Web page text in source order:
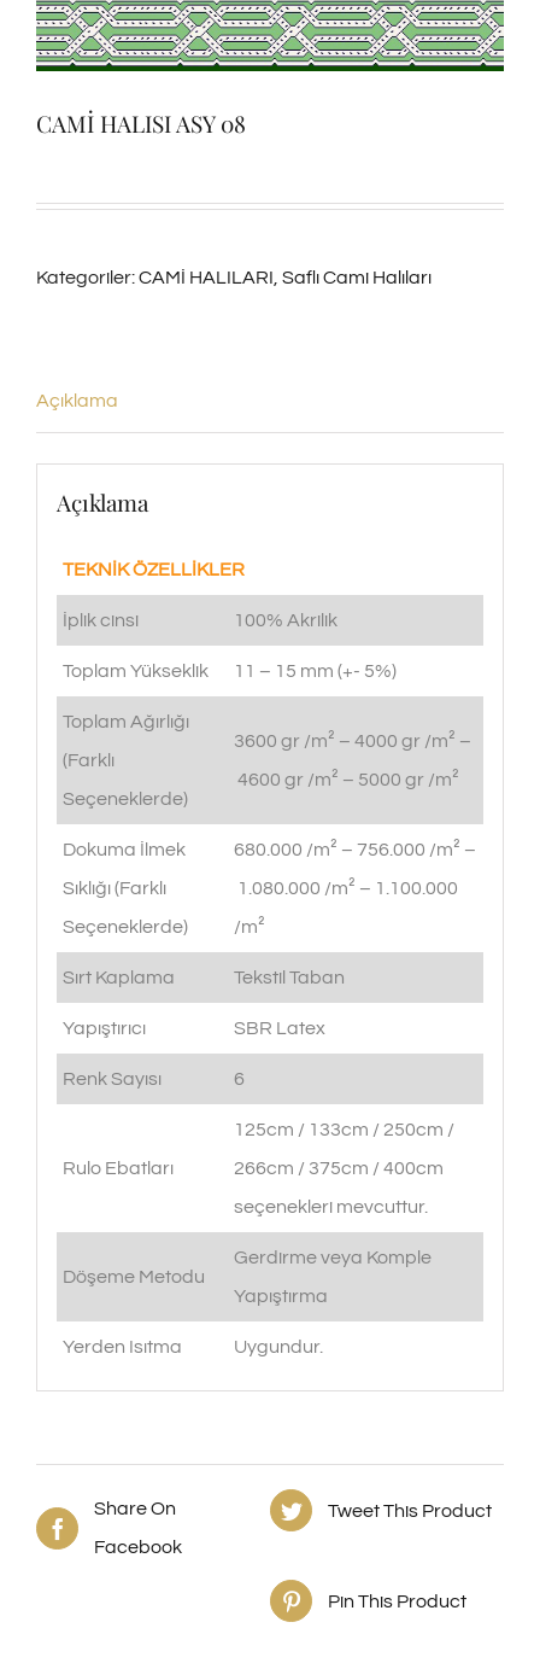
CAMİ HALISI ASY 08
Kategoriler:CAMİ HALILARI Saflı Cami Halıları
Açıklama
Açıklama
TEKNİK ÖZELLİKLER
İplik cinsi 100% Akrilik
Toplam Yükseklik 11 – 15 mm (+- 5%)
Toplam Ağırlığı
(Farklı
Seçeneklerde)
3600 gr /m² – 4000 gr /m² –
4600 gr /m² – 5000 gr /m²
Dokuma İlmek
Sıklığı (Farklı
Seçeneklerde)
680.000 /m² – 756.000 /m² –
1.080.000 /m² – 1.100.000
/m²
Sırt Kaplama Tekstil Taban
Yapıştırıcı SBR Latex
Renk Sayısı 6
Rulo Ebatları
125cm / 133cm / 250cm /
266cm / 375cm / 400cm
seçenekleri mevcuttur.
Döşeme Metodu
Gerdirme veya Komple
Yapıştırma
Yerden Isıtma Uygundur.
Share On
Facebook
Tweet This Product
Pin This Product